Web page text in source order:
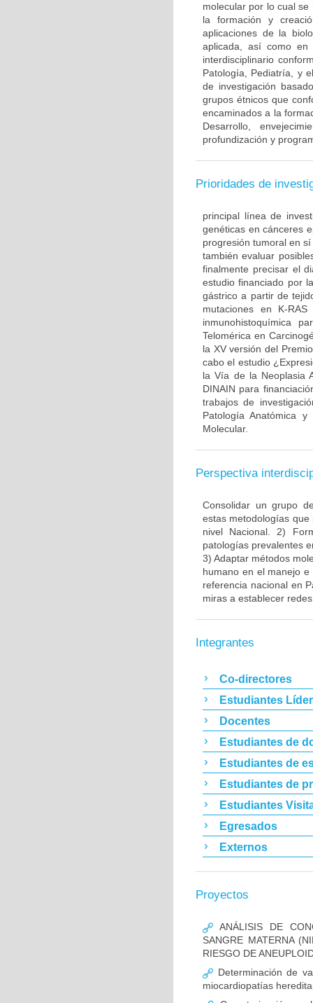
molecular por lo cual
la formación y
aplicaciones de la
aplicada, así como en
interdisciplinario
Patología, Pediatría, y
de investigación
grupos étnicos que
encaminados a la
Desarrollo,
profundización y
Prioridades de
principal línea de
genéticas en cánceres
progresión tumoral en
también evaluar
finalmente precisar el
estudio financiado por
gástrico a partir de
mutaciones en K-
inmunohistoquímica
Telomérica en
la XV versión del
cabo el estudio
la Vía de la Neoplasia
DINAIN para
trabajos de
Patología Anatómica
Molecular.
Perspectiva
Consolidar un grupo
estas metodologías
nivel Nacional. 2)
patologías prevalentes
3) Adaptar métodos
humano en el manejo
referencia nacional en
miras a establecer
Integrantes
Co-directores
Estudiantes
Docentes
Estudiantes de
Estudiantes de
Estudiantes de
Estudiantes
Egresados
Externos
Proyectos
ANÁLISIS DE
SANGRE MATERNA
RIESGO DE
Determinación de
miocardiopatías